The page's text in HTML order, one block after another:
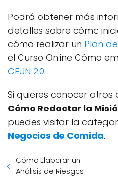
Podrá obtener más
detalles sobre cómo
cómo realizar un Plan
el Curso Online Cómo
CEUN 2.0.
Si quieres conocer
Cómo Redactar la
puedes visitar la
Negocios de Comida.
Cómo Elaborar un
Análisis de Riesgos